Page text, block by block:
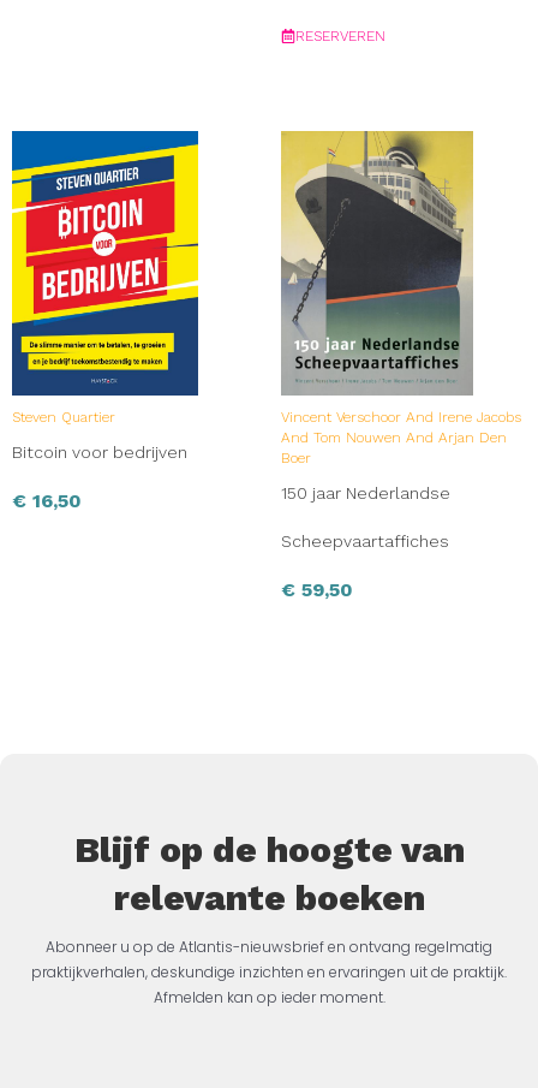
RESERVEREN
Steven Quartier
Bitcoin voor bedrijven
€ 16,50
Vincent Verschoor And Irene Jacobs
And Tom Nouwen And Arjan Den
Boer
150 jaar Nederlandse
Scheepvaartaffiches
€ 59,50
Blijf op de hoogte van
relevante boeken
Abonneer u op de Atlantis-nieuwsbrief en ontvang regelmatig
praktijkverhalen, deskundige inzichten en ervaringen uit de praktijk.
Afmelden kan op ieder moment.